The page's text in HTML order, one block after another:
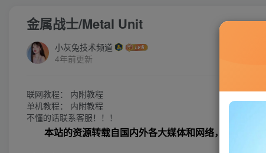
金属战士/Metal Unit
小灰兔技术频道
4年前更新
联网教程： 内附教程
单机教程： 内附教程
不懂的话联系客服！！！
本站的资源转载自国内外各大媒体和网络，仅供试玩